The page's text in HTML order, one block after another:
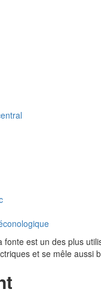
fonte est un des plus
et se mêle aussi